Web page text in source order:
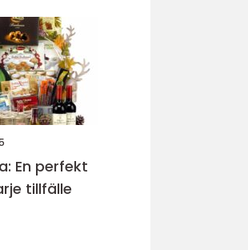
En perfekt
tillfälle